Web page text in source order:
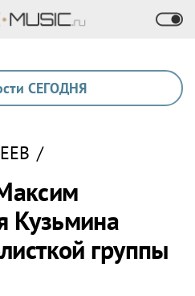
СЕГОДНЯ
/
Кузьмина
группы